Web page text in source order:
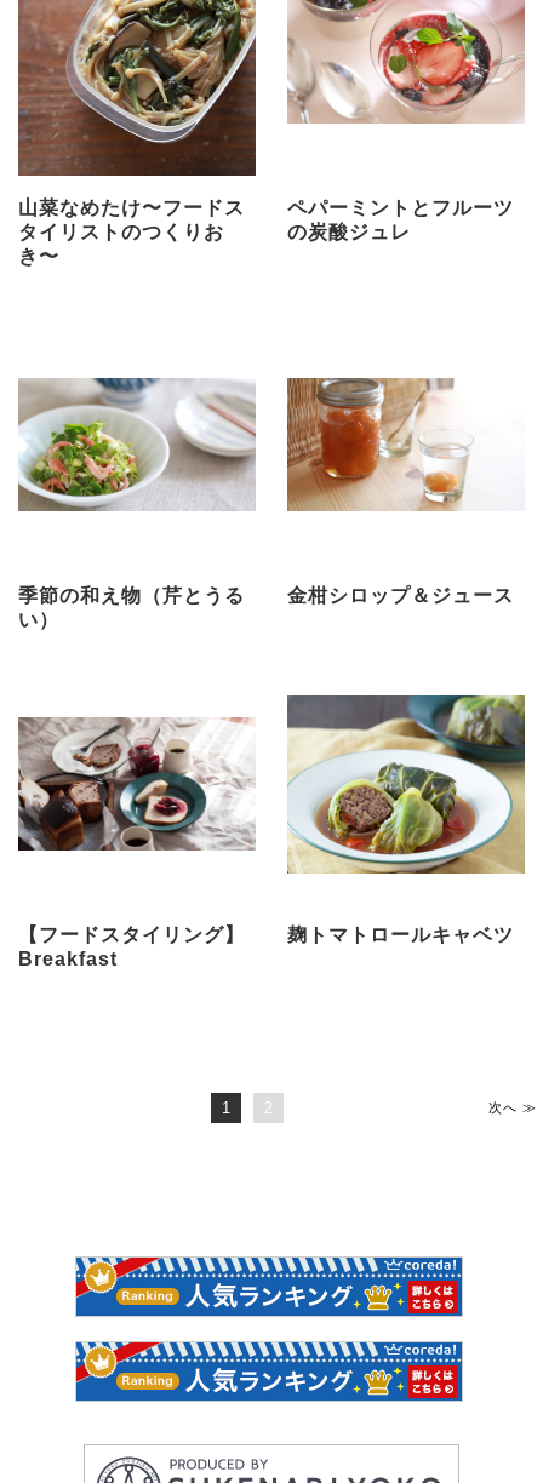
山菜なめたけ〜フードス
タイリストのつくりお
き〜
ペパーミントとフルーツ
の炭酸ジュレ
季節の和え物（芹とうる
い）
金柑シロップ＆ジュース
【フードスタイリング】
Breakfast
麹トマトロールキャベツ
1 2 次へ ≫